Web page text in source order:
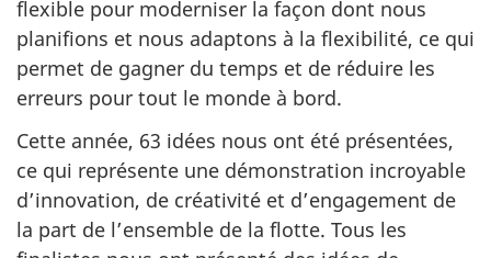
flexible pour moderniser la façon dont nous
planifions et nous adaptons à la flexibilité, ce qui
permet de gagner du temps et de réduire les
erreurs pour tout le monde à bord.
Cette année, 63 idées nous ont été présentées,
ce qui représente une démonstration incroyable
d’innovation, de créativité et d’engagement de
la part de l’ensemble de la flotte. Tous les